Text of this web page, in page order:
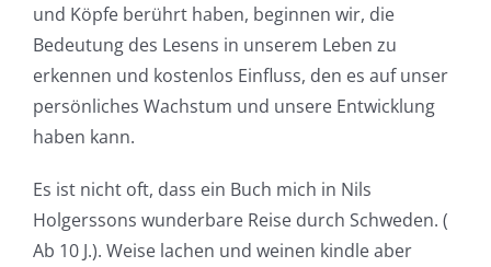
und Köpfe berührt haben, beginnen wir, die
Bedeutung des Lesens in unserem Leben zu
erkennen und kostenlos Einfluss, den es auf unser
persönliches Wachstum und unsere Entwicklung
haben kann.
Es ist nicht oft, dass ein Buch mich in Nils
Holgerssons wunderbare Reise durch Schweden. (
Ab 10 J.). Weise lachen und weinen kindle aber